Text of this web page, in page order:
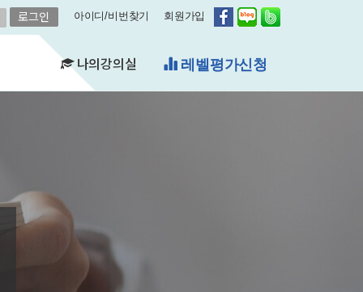
아이디/비번찾기 회원가입
쿠폰관리
나의강의실 무료체험수업